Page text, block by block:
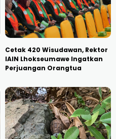
Cetak 420 Wisudawan, Rektor
IAIN Lhokseumawe Ingatkan
Perjuangan Orangtua